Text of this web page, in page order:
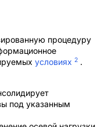
процедуру
условиях 2 .
под указанным